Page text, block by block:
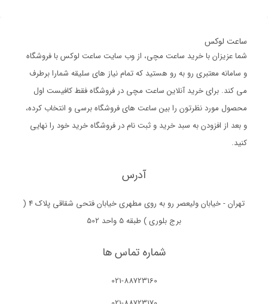
ساعت لوکس
شما عزیزان با خرید ساعت مچی، از وب سایت ساعت لوکس با فروشگاه
و سامانه معتبری رو به رو هستید که تمام نیاز های سلیقه شمارا برطرف
می کند. برای خرید آنلاین ساعت مچی در فروشگاه فقط کافیست اول
محصول مورد نظرتون را بین ساعت های فروشگاه برسی و انتخاب کرده،
و بعد از افزودن به سبد خرید و ثبت نام در فروشگاه خرید خود را نهایی
کنید.
آدرس
تهران - خیابان ولیعصر رو به روی مطهری خیابان فتحی شقاقی پلاک 4 (
برج بلوری ) طبقه 5 واحد 502
شماره تماس ها
021-88723160